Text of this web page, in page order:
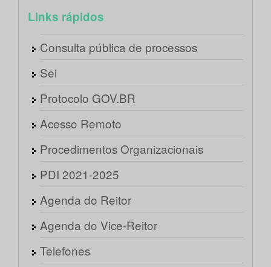
Links rápidos
Consulta pública de processos
Sei
Protocolo GOV.BR
Acesso Remoto
Procedimentos Organizacionais
PDI 2021-2025
Agenda do Reitor
Agenda do Vice-Reitor
Telefones